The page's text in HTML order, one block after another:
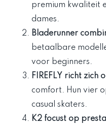
premium kwaliteit
dames.
Bladerunner
betaalbare
voor beginners.
FIREFLY richt zich
comfort. Hun vier
casual skaters.
K2 focust op